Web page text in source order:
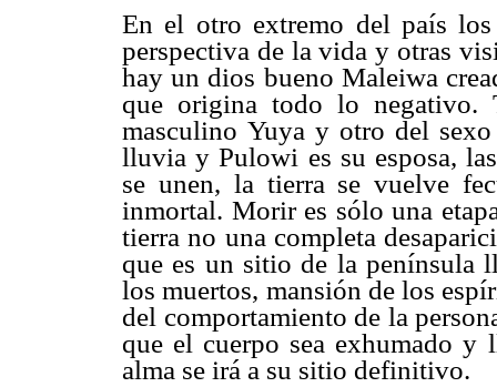
En el otro extremo del país
perspectiva de la vida y otras
hay un dios bueno Maleiwa
que origina todo lo negativo.
masculino Yuya y otro del
lluvia y Pulowi es su esposa,
se unen, la tierra se vuelve
inmortal. Morir es sólo una
tierra no una completa
que es un sitio de la península
los muertos, mansión de los
del comportamiento de la
que el cuerpo sea exhumado
alma se irá a su sitio definitivo.